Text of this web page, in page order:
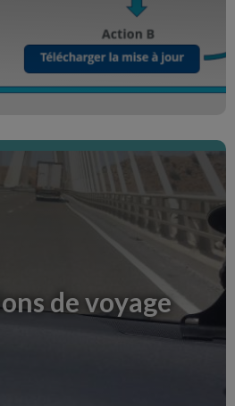
Room
de voyage
à mes publications dans le
Crédit image : ©